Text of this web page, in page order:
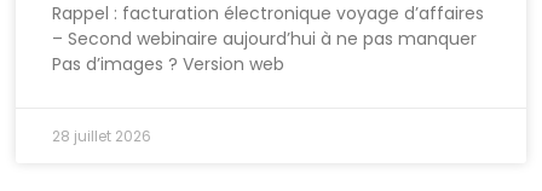
Rappel : facturation électronique voyage d’affaires
– Second webinaire aujourd’hui à ne pas manquer
Pas d’images ? Version web
28 juillet 2026